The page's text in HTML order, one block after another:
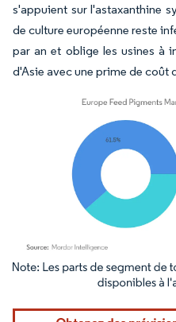
s'appuient sur l'astaxanthine
de culture européenne reste
par an et oblige les usines à
d'Asie avec une prime de coût
Image © Mordor Intelligence. La